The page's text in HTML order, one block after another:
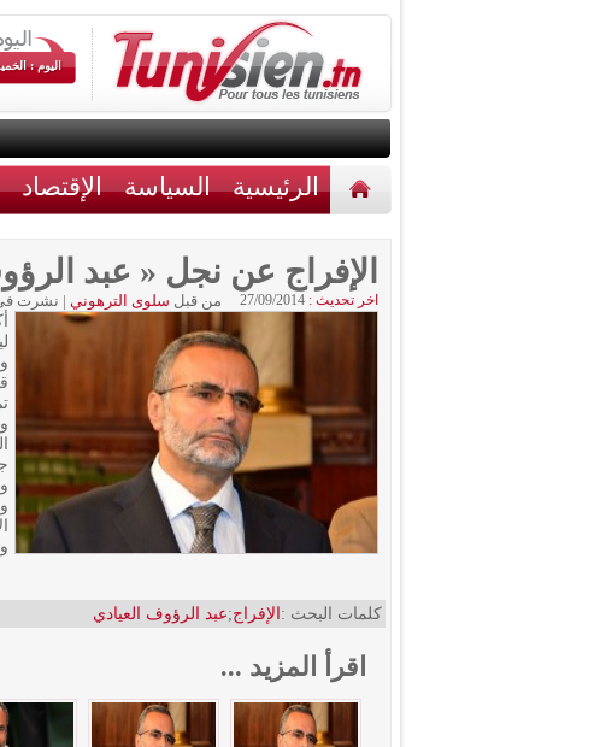
اليوم : الخميس 06
الرئيسية السياسة الإقتصاد
الإفراج عن نجل « عبد
اخر تحديث : 27/09/2014 من قبل سلوى الترهوني | نشرت
كلمات البحث : الإفراج;عبد الرؤوف العيادي
اقرأ المزيد ...